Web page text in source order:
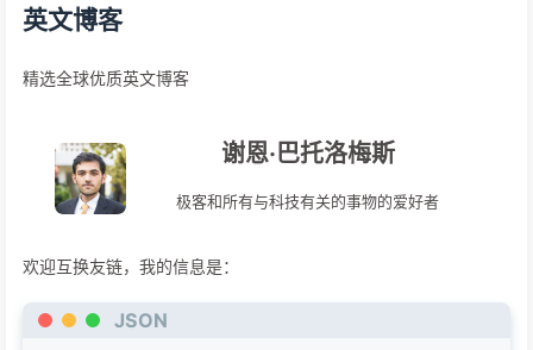
英文博客
精选全球优质英文博客
谢恩·巴托洛梅斯
极客和所有与科技有关的事物的爱好者
欢迎互换友链，我的信息是：
JSON